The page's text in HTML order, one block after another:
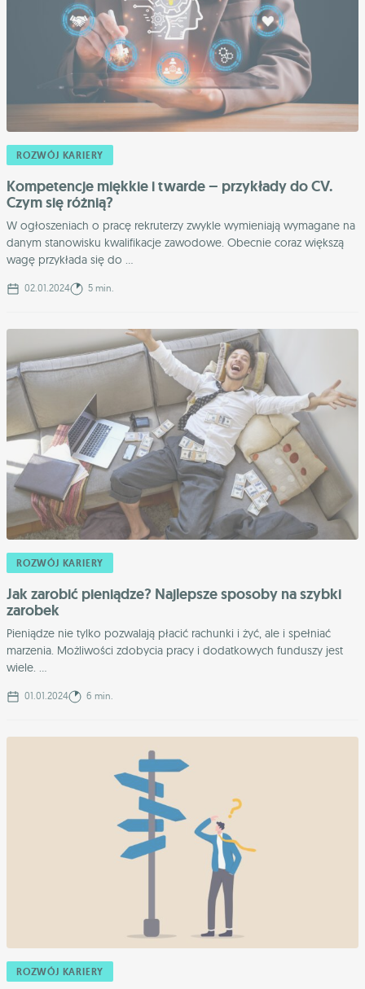
ROZWÓJ KARIERY
Kompetencje miękkie i twarde – przykłady do CV.
Czym się różnią?
W ogłoszeniach o pracę rekruterzy zwykle wymieniają wymagane na
danym stanowisku kwalifikacje zawodowe. Obecnie coraz większą
wagę przykłada się do ...
02.01.2024 5 min.
ROZWÓJ KARIERY
Jak zarobić pieniądze? Najlepsze sposoby na szybki
zarobek
Pieniądze nie tylko pozwalają płacić rachunki i żyć, ale i spełniać
marzenia. Możliwości zdobycia pracy i dodatkowych funduszy jest
wiele. ...
01.01.2024 6 min.
ROZWÓJ KARIERY